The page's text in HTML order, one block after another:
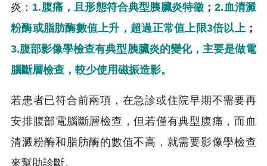
炎： 1.腹痛，且形態符合典型胰臟炎特徵 ；2.血清澱
粉酶或脂肪酶數值上升，超過正常值上限3倍以上 ；
3.腹部影像學檢查有典型胰臟炎的變化，主要是做電
腦斷層檢查，較少使用磁振造影。
若患者已符合前兩項，在急診或住院早期不需要再
安排腹部電腦斷層檢查，但若僅有典型腹痛，而血
清澱粉酶和脂肪酶的數值不高，就需要影像學檢查
來幫助診斷。